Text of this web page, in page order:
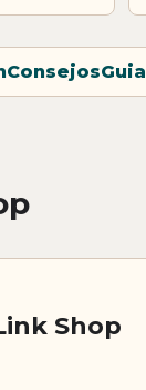
ConsejosGuia
Shop